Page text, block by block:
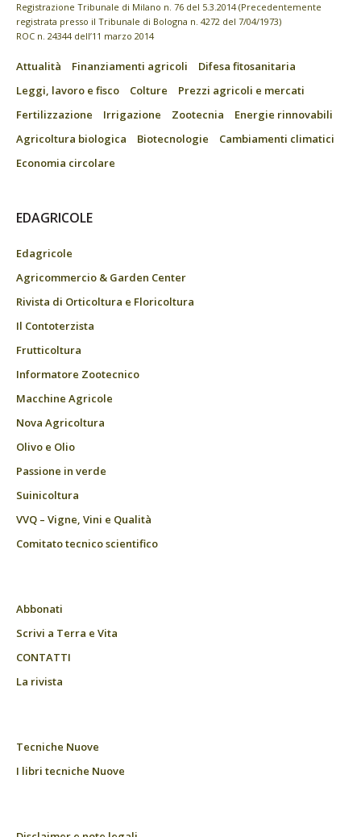
Registrazione Tribunale di Milano n. 76 del 5.3.2014 (Precedentemente
registrata presso il Tribunale di Bologna n. 4272 del 7/04/1973)
ROC n. 24344 dell’11 marzo 2014
Attualità Finanziamenti agricoli
Difesa fitosanitaria
Leggi, lavoro e fisco
Colture
Prezzi agricoli e mercati
Fertilizzazione
Irrigazione Zootecnia
Energie rinnovabili
Agricoltura biologica
Biotecnologie
Cambiamenti climatici
Economia circolare
EDAGRICOLE
Edagricole
Agricommercio & Garden Center
Rivista di Orticoltura e Floricoltura
Il Contoterzista
Frutticoltura
Informatore Zootecnico
Macchine Agricole
Nova Agricoltura
Olivo e Olio
Passione in verde
Suinicoltura
VVQ – Vigne, Vini e Qualità
Comitato tecnico scientifico
Abbonati
Scrivi a Terra e Vita
CONTATTI
La rivista
Tecniche Nuove
I libri tecniche Nuove